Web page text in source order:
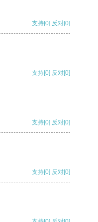
支持[0] 反对[0]
支持[0] 反对[0]
支持[0] 反对[0]
支持[0] 反对[0]